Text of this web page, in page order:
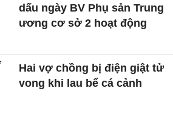
dấu ngày BV Phụ sản Trung
ương cơ sở 2 hoạt động
Hai vợ chồng bị điện giật tử
vong khi lau bể cá cảnh